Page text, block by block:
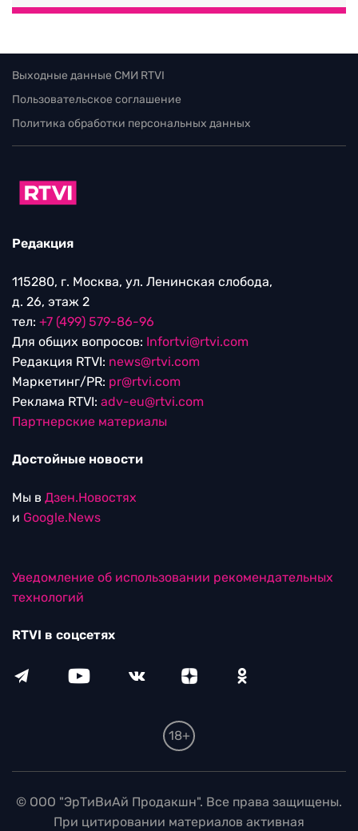
Выходные данные СМИ RTVI
Пользовательское соглашение
Политика обработки персональных данных
Редакция
115280, г. Москва, ул. Ленинская слобода,
д. 26, этаж 2
тел: +7 (499) 579-86-96
Для общих вопросов: Infortvi@rtvi.com
Редакция RTVI: news@rtvi.com
Маркетинг/PR: pr@rtvi.com
Реклама RTVI: adv-eu@rtvi.com
Партнерские материалы
Достойные новости
Мы в Дзен.Новостях
и Google.News
Уведомление об использовании рекомендательных
технологий
RTVI в соцсетях
18+
© ООО "ЭрТиВиАй Продакшн". Все права защищены.
При цитировании материалов активная